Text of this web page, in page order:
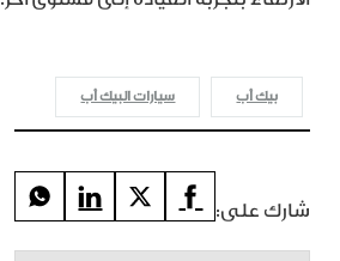
بيك أب سيارات البيك أب
شارك على: